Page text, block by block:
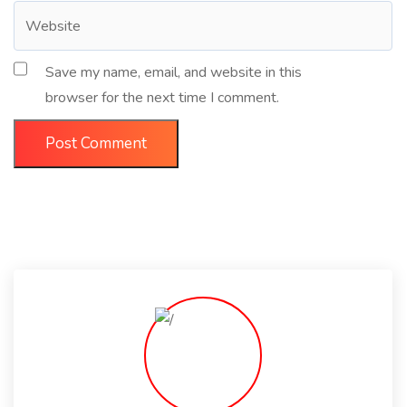
Save my name, email, and website in this
browser for the next time I comment.